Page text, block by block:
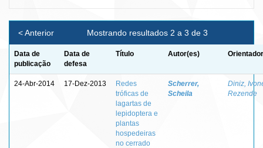
Mostrando resultados 2 a 3 de 3
< Anterior
Data de
publicação
Data de
defesa
Título Autor(es)
24-Abr-2014 17-Dez-2013
Redes
tróficas de
lagartas de
lepidoptera e
plantas
hospedeiras
no cerrado
Scherrer,
Scheila
Diniz,
Rezende